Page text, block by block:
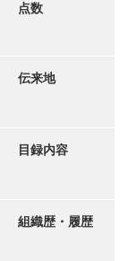
荒瀬
近代刊行写真帳類
点数
伝来地
目録内容
組織歴・履歴